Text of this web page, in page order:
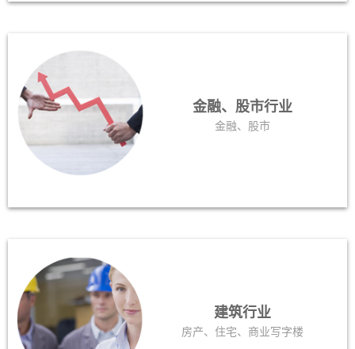
金融、股市行业
金融、股市
建筑行业
房产、住宅、商业写字楼